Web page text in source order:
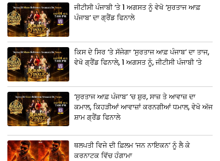
ਜੀਟੀਸੀ ਪੰਜਾਬੀ ‘ਤੇ 1 ਅਗਸਤ ਨੂੰ ਵੇਖੋ ‘ਸੁਰਤਾਜ ਆਫ਼
ਪੰਜਾਬ’ ਦਾ ਗ੍ਰੈਂਡ ਫਿਨਾਲੇ
ਕਿਸ ਦੇ ਸਿਰ ‘ਤੇ ਸੱਜੇਗਾ ‘ਸੁਰਤਾਜ ਆਫ਼ ਪੰਜਾਬ’ ਦਾ ਤਾਜ,
ਵੇਖੋ ਗ੍ਰੈਂਡ ਫਿਨਾਲੇ, 1 ਅਗਸਤ ਨੂੰ, ਜੀਟੀਸੀ ਪੰਜਾਬੀ ‘ਤੇ
‘ਸੁਰਤਾਜ ਆਫ਼ ਪੰਜਾਬ’ ‘ਚ ਸ਼ੁਰ, ਸਾਜ਼ ਤੇ ਆਵਾਜ਼ ਦਾ
ਕਮਾਲ, ਕਿਹੜੀਆਂ ਆਵਾਜ਼ਾਂ ਕਰਨਗੀਆਂ ਧਮਾਲ, ਵੇਖੋ ਅੱਜ
ਸ਼ਾਮ ਗ੍ਰੈਂਡ ਫਿਨਾਲੇ
ਥਲਪਤੀ ਵਿਜੇ ਦੀ ਫ਼ਿਲਮ ‘ਜਨ ਨਾਇਕਨ’ ਨੂੰ ਲੈ ਕੇ
ਕਰਨਾਟਕ ਵਿੱਚ ਹੰਗਾਮਾ